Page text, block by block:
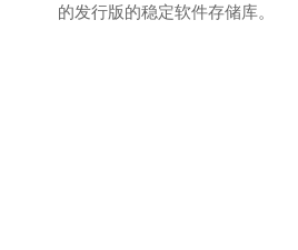
的发行版的稳定软件存储库。